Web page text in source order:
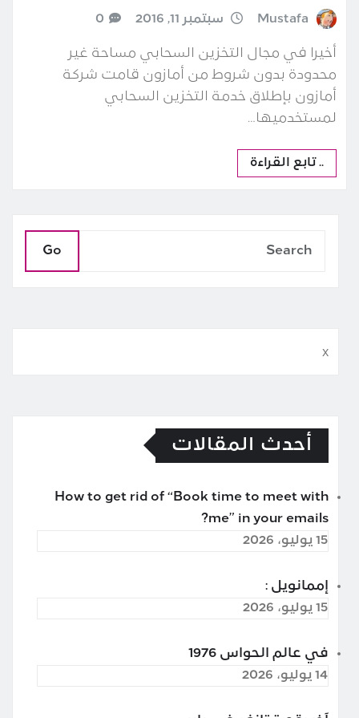
Mustafa سبتمبر 11, 2016 0
أخيرا في مجال التخزين السحابي مساحة غير
محدودة بدون شروط من أمازون قامت شركة
أمازون بإطلاق خدمة التخزين السحابي
لمستخدميها…
.. تابع القراءة
Go
x
أحدث المقالات
How to get rid of “Book time to meet with
me” in your emails?
15 يوليو، 2026
إممانويل :
15 يوليو، 2026
في عالم الحواس 1976
14 يوليو، 2026